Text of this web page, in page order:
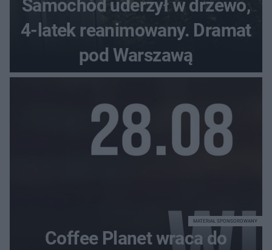
Samochód uderzył w drzewo,
4-latek reanimowany. Dramat
pod Warszawą
Coffee Planet wraca do
MATERIAŁ SPONSOROWANY